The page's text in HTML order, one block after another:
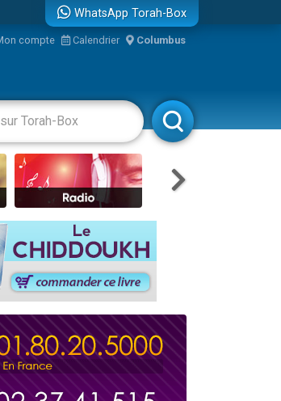
WhatsApp Torah-Box
compte Calendrier Columbus
Livres Rabbanim